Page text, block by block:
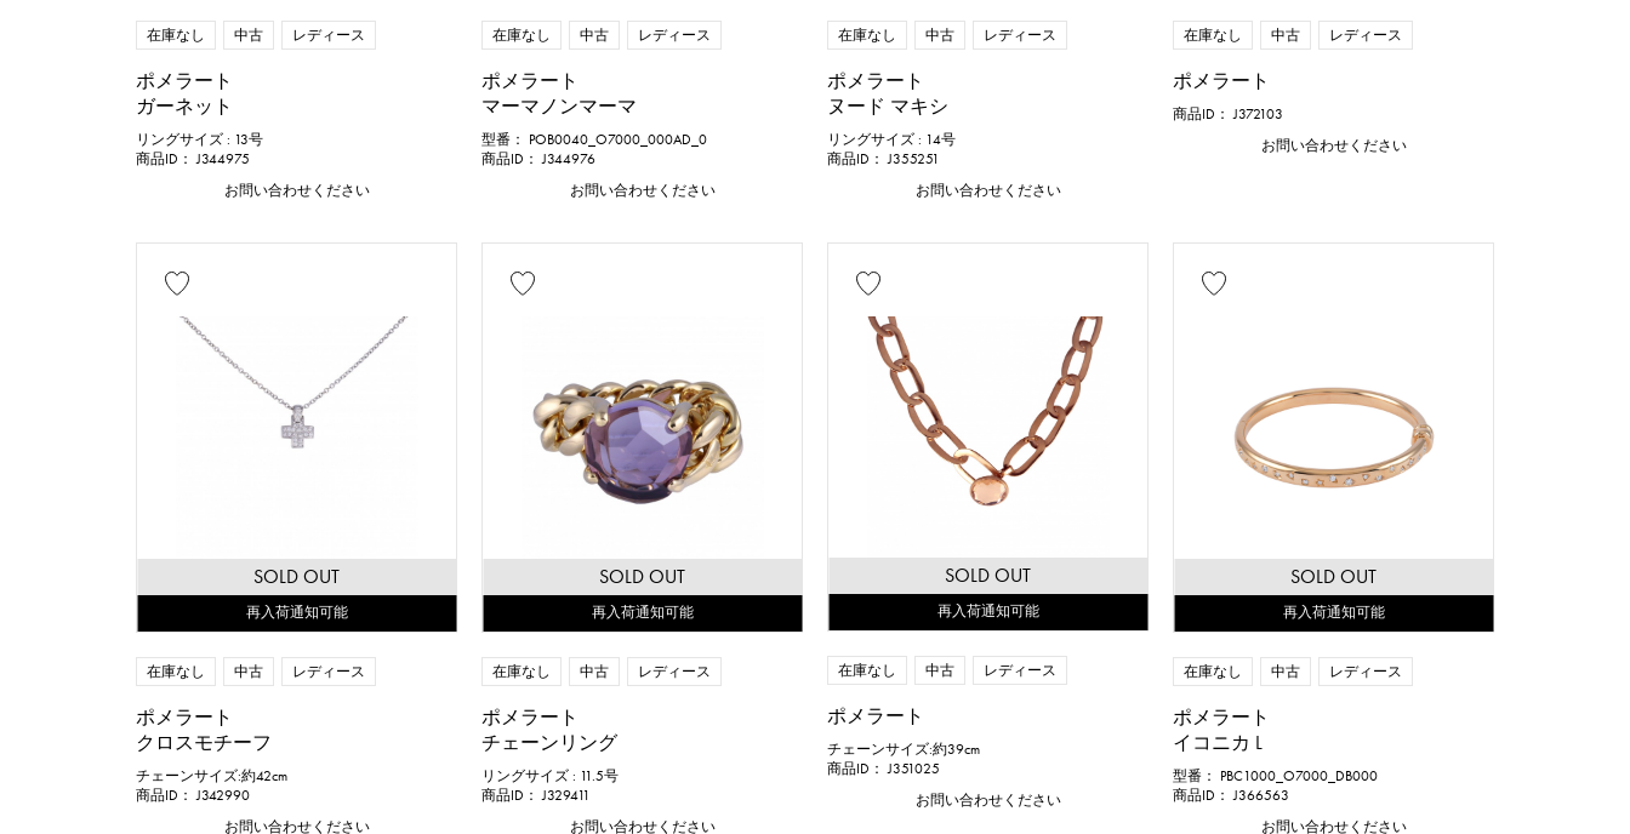
在庫なし 中古 レディース
ポメラート
ガーネット
リングサイズ : 13号
商品ID： J344975
お問い合わせください
在庫なし 中古 レディース
ポメラート
マーマノンマーマ
型番： POB0040_O7000_000AD_0
商品ID： J344976
お問い合わせください
在庫なし 中古 レディース
ポメラート
ヌード マキシ
リングサイズ : 14号
商品ID： J355251
お問い合わせください
在庫なし 中古 レディース
ポメラート
商品ID： J372103
お問い合わせください
SOLD OUT
再入荷通知可能
在庫なし 中古 レディース
ポメラート
クロスモチーフ
チェーンサイズ:約42cm
商品ID： J342990
お問い合わせください
SOLD OUT
再入荷通知可能
在庫なし 中古 レディース
ポメラート
チェーンリング
リングサイズ : 11.5号
商品ID： J329411
お問い合わせください
SOLD OUT
再入荷通知可能
在庫なし 中古 レディース
ポメラート
チェーンサイズ:約39cm
商品ID： J351025
お問い合わせください
SOLD OUT
再入荷通知可能
在庫なし 中古 レディース
ポメラート
イコニカ L
型番： PBC1000_O7000_DB000
商品ID： J366563
お問い合わせください